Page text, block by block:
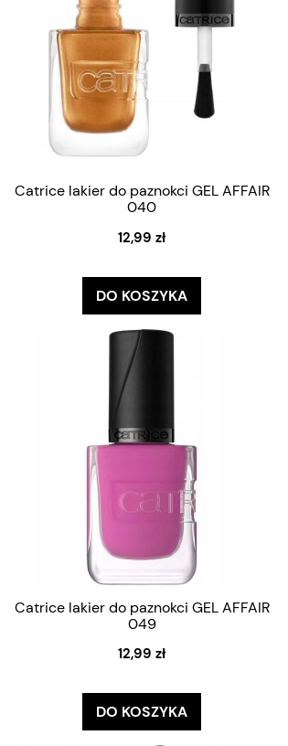
Catrice lakier do paznokci GEL AFFAIR
040
12,99 zł
DO KOSZYKA
Catrice lakier do paznokci GEL AFFAIR
049
12,99 zł
DO KOSZYKA